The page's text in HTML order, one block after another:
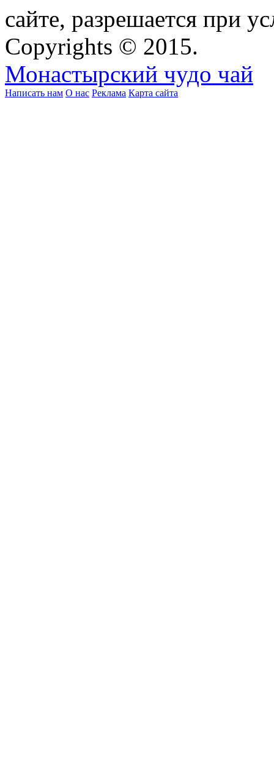
сайте, разрешается при
Copyrights © 2015.
Монастырский чудо чай
Написать нам О нас Реклама Карта сайта